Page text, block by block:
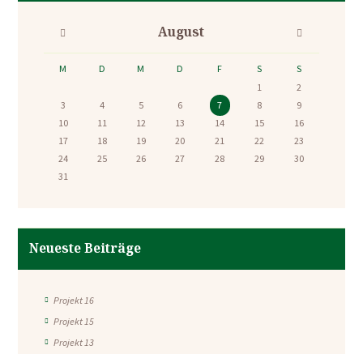
August
M D M D F S
S
1
2
3
4 5 6 7 8
9
10
11 12 13 14 15
16
17
18 19 20 21 22
23
24
25 26 27 28 29
30
31
Neueste Beiträge
Projekt 16
Projekt 15
Projekt 13